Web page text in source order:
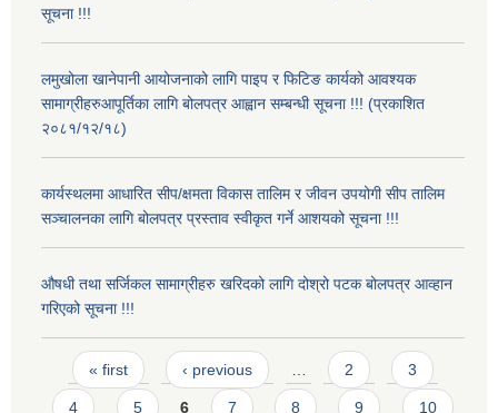
सूचना !!!
लमुखोला खानेपानी आयोजनाको लागि पाइप र फिटिङ कार्यको आवश्यक
सामाग्रीहरुआपूर्तिका लागि बोलपत्र आह्वान सम्बन्धी सूचना !!! (प्रकाशित
२०८१/१२/१८)
कार्यस्थलमा आधारित सीप/क्षमता विकास तालिम र जीवन उपयोगी सीप तालिम
सञ्चालनका लागि बोलपत्र प्रस्ताव स्वीकृत गर्ने आशयको सूचना !!!
औषधी तथा सर्जिकल सामाग्रीहरु खरिदको लागि दोश्रो पटक बोलपत्र आव्हान
गरिएको सूचना !!!
Pages
« first ‹ previous 2 3
4 5 6 7 8 9 10